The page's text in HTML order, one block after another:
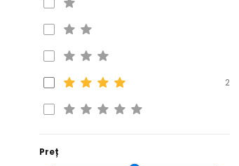
2
Preț